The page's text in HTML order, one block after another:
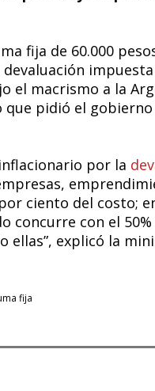
fija de 60.000
el macrismo a la
pidió el
por la
ciento del costo;
concurre con el
ellas”, explicó la
fija